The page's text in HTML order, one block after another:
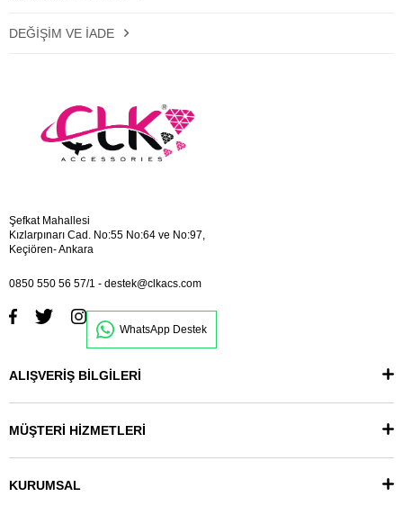
DEĞIŞIM VE İADE
Şefkat Mahallesi
Kızlarpınarı Cad. No:55 No:64 ve No:97,
Keçiören- Ankara
0850 550 56 57/1 - destek@clkacs.com
WhatsApp Destek
ALIŞVERİŞ BİLGİLERİ
MÜŞTERİ HİZMETLERİ
KURUMSAL